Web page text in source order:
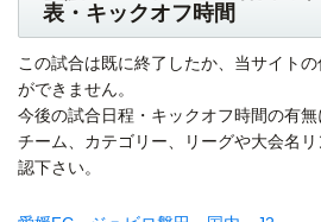
表・キックオフ時間
この試合は既に終了したか、当サイト
ができません。
今後の試合日程・キックオフ時間の有
チーム、カテゴリー、リーグや大会名
認下さい。